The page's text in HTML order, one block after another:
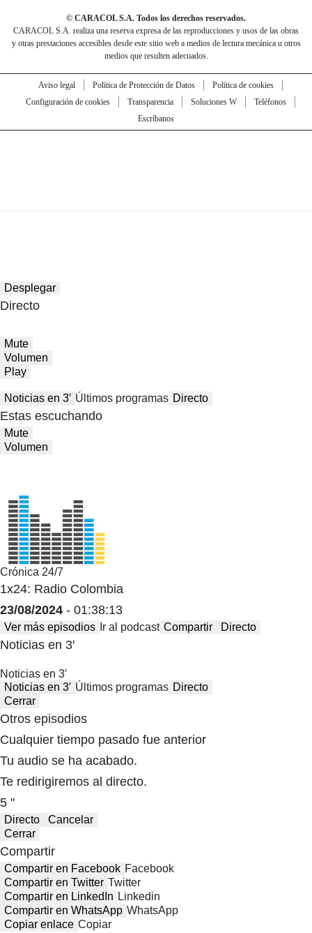
© CARACOL S.A. Todos los derechos reservados.
CARACOL S.A. realiza una reserva expresa de las reproducciones y usos de las obras
y otras prestaciones accesibles desde este sitio web a medios de lectura mecánica u otros
medios que resulten adecuados.
Aviso legal Política de Protección de Datos
Política de cookies
Configuración de cookies
Transparencia Soluciones W
Teléfonos
Escríbanos
Desplegar
Directo
Mute
Volumen
Play
Noticias en 3′ Últimos programas Directo
Estas escuchando
Mute
Volumen
Crónica 24/7
1x24: Radio Colombia
23/08/2024 - 01:38:13
Ver más episodios Ir al podcast Compartir Directo
Noticias en 3′
Noticias en 3′
Noticias en 3′ Últimos programas Directo
Cerrar
Otros episodios
Cualquier tiempo pasado fue anterior
Tu audio se ha acabado.
Te redirigiremos al directo.
5 "
Directo
Cancelar
Cerrar
Compartir
Compartir en Facebook Facebook
Compartir en Twitter Twitter
Compartir en LinkedIn Linkedin
Compartir en WhatsApp WhatsApp
Copiar enlace Copiar